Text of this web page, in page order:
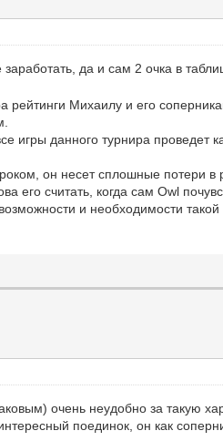
да и сам 2 очка в
Михаилу и его
игры данного турнира проведет
он несет сплошные потери
его считать, когда сам Owl
и необходимости
очень неудобно за такую
поединок, он как